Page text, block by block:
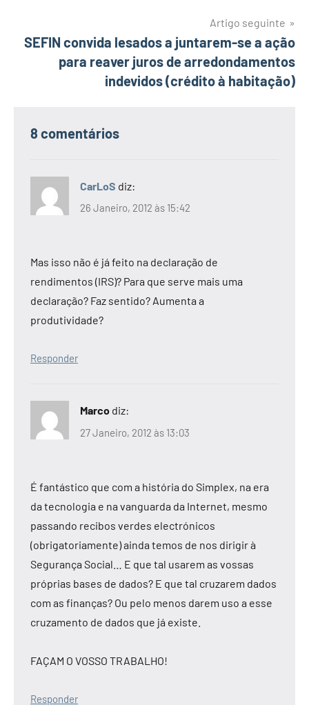
Artigo seguinte
SEFIN convida lesados a juntarem-se a ação
para reaver juros de arredondamentos
indevidos (crédito à habitação)
8 comentários
CarLoS diz:
26 Janeiro, 2012 às 15:42
Mas isso não é já feito na declaração de
rendimentos (IRS)? Para que serve mais uma
declaração? Faz sentido? Aumenta a
produtividade?
Responder
Marco diz:
27 Janeiro, 2012 às 13:03
É fantástico que com a história do Simplex, na era
da tecnologia e na vanguarda da Internet, mesmo
passando recibos verdes electrónicos
(obrigatoriamente) ainda temos de nos dirigir à
Segurança Social… E que tal usarem as vossas
próprias bases de dados? E que tal cruzarem dados
com as finanças? Ou pelo menos darem uso a esse
cruzamento de dados que já existe.
FAÇAM O VOSSO TRABALHO!
Responder